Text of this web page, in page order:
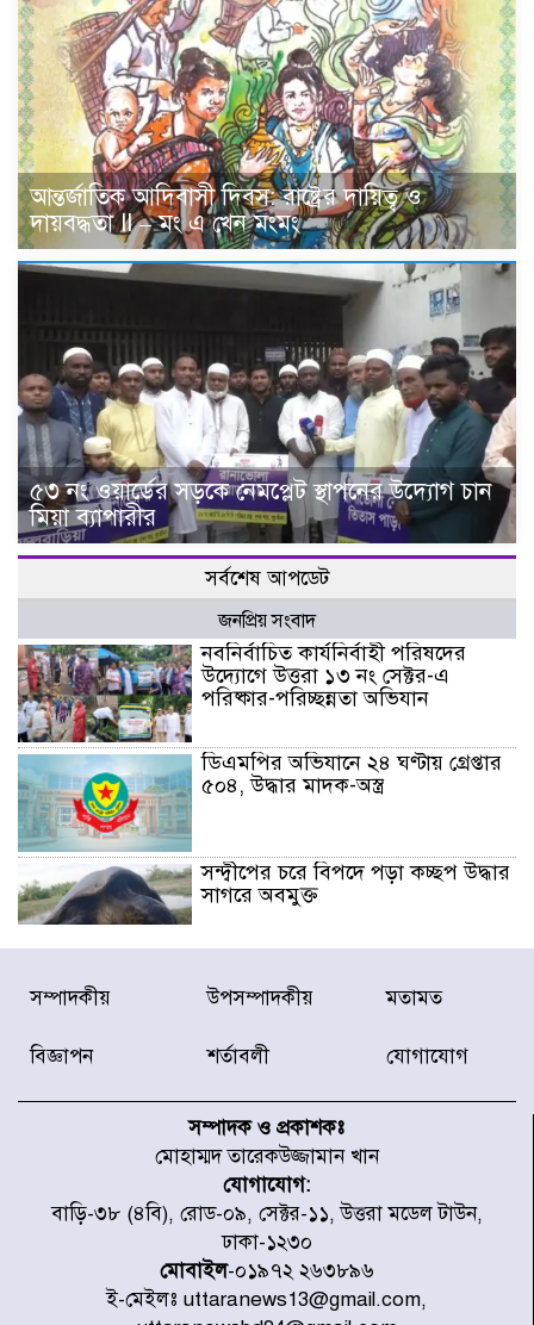
আন্তর্জাতিক আদিবাসী দিবস: রাষ্ট্রের দায়িত্ব ও
দায়বদ্ধতা II – মং এ খেন মংমং
৫৩ নং ওয়ার্ডের সড়কে নেমপ্লেট স্থাপনের উদ্যোগ চান
মিয়া ব্যাপারীর
সর্বশেষ আপডেট
জনপ্রিয় সংবাদ
নবনির্বাচিত কার্যনির্বাহী পরিষদের
উদ্যোগে উত্তরা ১৩ নং সেক্টর-এ
পরিষ্কার-পরিচ্ছন্নতা অভিযান
ডিএমপির অভিযানে ২৪ ঘণ্টায় গ্রেপ্তার
৫০৪, উদ্ধার মাদক-অস্ত্র
সন্দ্বীপের চরে বিপদে পড়া কচ্ছপ উদ্ধার
সাগরে অবমুক্ত
মাতারবাড়ী পৌঁছে নির্ধারিত কর্মসূচিতে
যোগ দিয়েছেন প্রধানমন্ত্রী
জেলা কমিটি অনুমোদন
গণঅভ্যুত্থানের তথ্য বিশ্বমিডিয়ায় পৌঁছে
দিতেন আদীব, গুমের চেষ্টা ৩ বার
বাঁশখালীকে বন্যা মুক্ত করার সকল
সম্পাদকীয় উপসম্পাদকীয় মতামত
বিজ্ঞাপন শর্তাবলী যোগাযোগ
সম্পাদক ও প্রকাশকঃ
মোহাম্মদ তারেকউজ্জামান খান
যোগাযোগ:
বাড়ি-৩৮ (৪বি), রোড-০৯, সেক্টর-১১, উত্তরা মডেল টাউন,
ঢাকা-১২৩০
মোবাইল-০১৯৭২ ২৬৩৮৯৬
ই-মেইলঃ uttaranews13@gmail.com,